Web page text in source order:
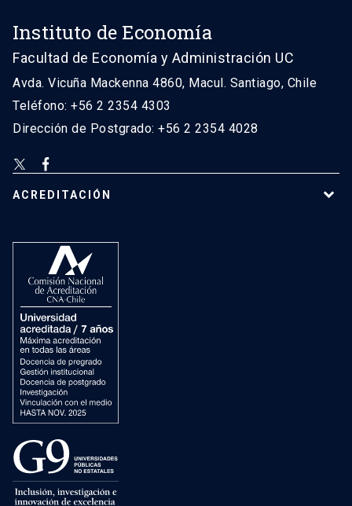
Instituto de Economía
Facultad de Economía y Administración UC
Avda. Vicuña Mackenna 4860, Macul. Santiago, Chile
Teléfono: +56 2 2354 4303
Dirección de Postgrado: +56 2 2354 4028
ACREDITACIÓN